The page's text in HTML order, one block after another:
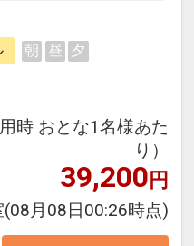
すっきり！
朝食付プラン」
「朝食付プラ
事条件】をお確か
進みください。
朝 昼 夕
時 おとな1名様あた
り）
39,200円
(08月08日00:26時点)